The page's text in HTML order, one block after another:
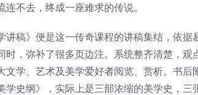
连不去，终成一座难求的传说。
讲稿》便是这一传奇课程的讲稿集结，依
时，弥补了很多页边注。系统整齐清楚，
文学、艺术及美学爱好者阅览、赏析。书
学史纲》，实际上是三部浓缩的美学史，三